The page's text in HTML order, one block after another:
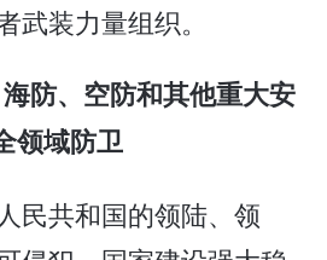
武装力量组织。
防、空防和其他重大安
领域防卫
共和国的领陆、领